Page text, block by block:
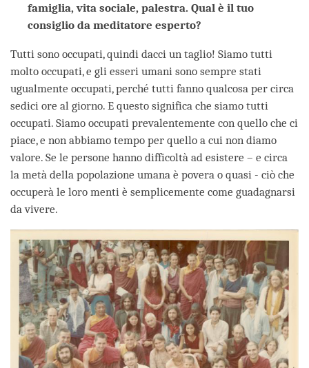
famiglia, vita sociale, palestra. Qual è il tuo
consiglio da meditatore esperto?
Tutti sono occupati, quindi dacci un taglio! Siamo tutti
molto occupati, e gli esseri umani sono sempre stati
ugualmente occupati, perché tutti fanno qualcosa per circa
sedici ore al giorno. E questo significa che siamo tutti
occupati. Siamo occupati prevalentemente con quello che ci
piace, e non abbiamo tempo per quello a cui non diamo
valore. Se le persone hanno difficoltà ad esistere – e circa
la metà della popolazione umana è povera o quasi - ciò che
occuperà le loro menti è semplicemente come guadagnarsi
da vivere.